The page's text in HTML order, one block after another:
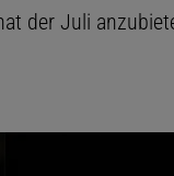
der Juli